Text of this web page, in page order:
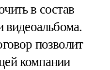
в состав
видеоальбома.
позволит
компании